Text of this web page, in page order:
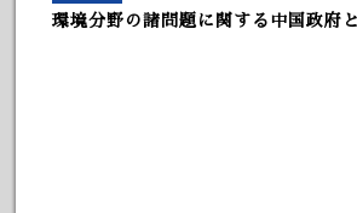
環境分野の諸問題に関する中国政